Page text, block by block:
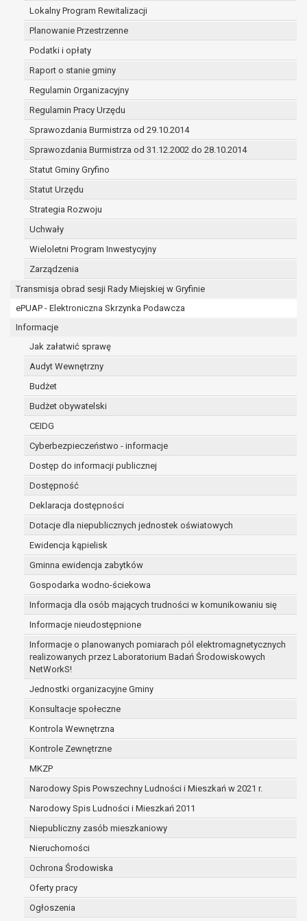
Lokalny Program Rewitalizacji
Planowanie Przestrzenne
Podatki i opłaty
Raport o stanie gminy
Regulamin Organizacyjny
Regulamin Pracy Urzędu
Sprawozdania Burmistrza od 29.10.2014
Sprawozdania Burmistrza od 31.12.2002 do 28.10.2014
Statut Gminy Gryfino
Statut Urzędu
Strategia Rozwoju
Uchwały
Wieloletni Program Inwestycyjny
Zarządzenia
Transmisja obrad sesji Rady Miejskiej w Gryfinie
ePUAP - Elektroniczna Skrzynka Podawcza
Informacje
Jak załatwić sprawę
Audyt Wewnętrzny
Budżet
Budżet obywatelski
CEIDG
Cyberbezpieczeństwo - informacje
Dostęp do informacji publicznej
Dostępność
Deklaracja dostępności
Dotacje dla niepublicznych jednostek oświatowych
Ewidencja kąpielisk
Gminna ewidencja zabytków
Gospodarka wodno-ściekowa
Informacja dla osób mających trudności w komunikowaniu się
Informacje nieudostępnione
Informacje o planowanych pomiarach pól elektromagnetycznych
realizowanych przez Laboratorium Badań Środowiskowych
NetWorkS!
Jednostki organizacyjne Gminy
Konsultacje społeczne
Kontrola Wewnętrzna
Kontrole Zewnętrzne
MKZP
Narodowy Spis Powszechny Ludności i Mieszkań w 2021 r.
Narodowy Spis Ludności i Mieszkań 2011
Niepubliczny zasób mieszkaniowy
Nieruchomości
Ochrona Środowiska
Oferty pracy
Ogłoszenia
(merytorycznych), a także obowiązków i
zadań zleconych przez instytucje
nadrzędne wobec Gminy;
zawarcia i realizacji umów;
ochrony żywotnych interesów osoby, której
dane dotyczą, lub innej osoby fizycznej;
wykonania zadania realizowanego w
interesie publicznym lub w ramach
sprawowania władzy publicznej
powierzonej administratorowi;
w pozostałych przypadkach dane osobowe
przetwarzane są wyłącznie na podstawie
wcześniej udzielonej zgody w zakresie i celu
określonym w treści zgody.
W związku z przetwarzaniem danych w celu
wskazanym w pkt. 3, dane osobowe mogą być
udostępniane innym upoważnionym odbiorcom lub
kategoriom odbiorców danych osobowych.
Odbiorcami mogą być:
podmioty, które przetwarzają dane
osobowe w imieniu administratora na
osobowych;
podmioty upoważnione do odbioru danych
przepisów prawa.
Pani/Pana dane osobowe będą przetwarzane
przez okres niezbędny do realizacji celu dla jakiego
zostały zebrane oraz zgodnie z terminami
archiwizacji określonymi przez przepisy prawa
powszechnie obowiązującego.
W przypadku, gdy dane osobowe przetwarzane są
na podstawie zgody osoby, której dane dotyczą
przetwarzanie odbywa się do czasu wycofania tej
zgody.
W przypadku, gdy dane osobowe przetwarzane są
w celu zawarcia i realizacji umowy przetwarzanie
odbywa się przez okres niezbędny do realizacji
zawartej umowy, a po tym czasie w zakresie
wymaganym przez przepisy prawa lub dla
zabezpieczenia ewentualnych roszczeń, a w
przypadku wyrażenia zgody na przetwarzanie
danych po zakończeniu i rozliczeniu umowy, do
czasu wycofania tej zgody.
Ponadto w przypadku umów o dofinansowanie
dane osobowe od momentu pozyskania
przechowywane są przez okres wynikający z
umowy o dofinansowanie zawartej między
beneficjentem a określoną instytucją, trwałości
danego projektu i konieczności zachowania
dokumentacji projektu do celów kontrolnych.
W związku z przetwarzaniem przez
administratora danych osobowych przysługuje
Pani/Panu:
prawo dostępu do treści danych oraz
otrzymywania ich kopii na podstawie art. 15
RODO;
podstawie art. 16 RODO,